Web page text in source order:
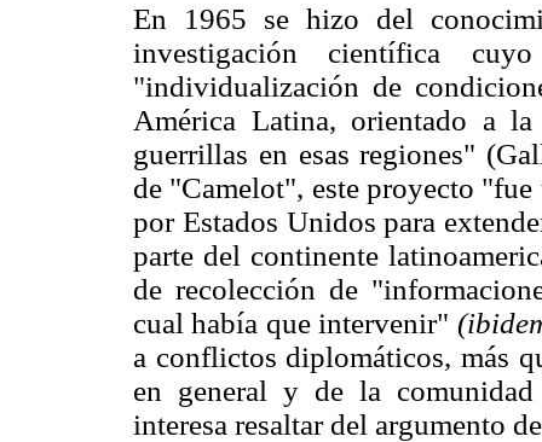
En 1965 se hizo del
investigación científica
"individualización de
América Latina, orientado a
guerrillas en esas regiones"
de "Camelot", este proyecto
por Estados Unidos para
parte del continente
de recolección de
cual había que intervenir"
a conflictos diplomáticos, más
en general y de la
interesa resaltar del argumento